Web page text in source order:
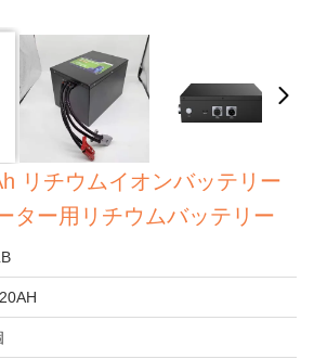
リチウムイオンバッテリー
ター用リチウムバッテリー